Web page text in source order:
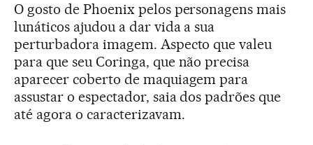
O gosto de Phoenix pelos personagens mais
lunáticos ajudou a dar vida a sua
perturbadora imagem. Aspecto que valeu
para que seu Coringa, que não precisa
aparecer coberto de maquiagem para
assustar o espectador, saia dos padrões que
até agora o caracterizavam.